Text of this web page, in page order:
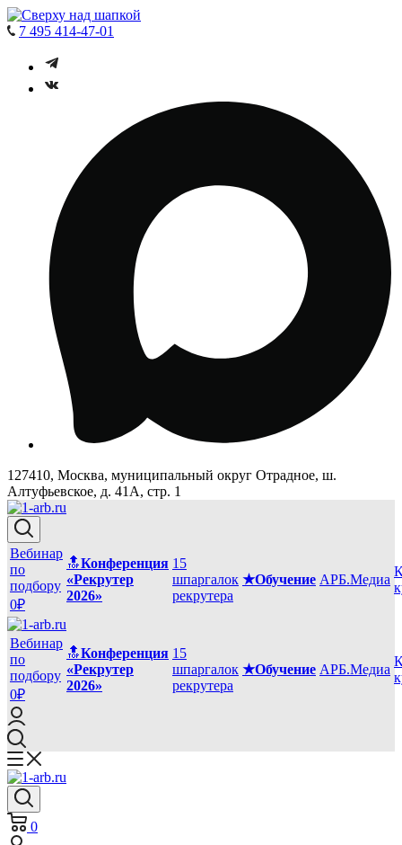
7 495 414-47-01
127410, Москва, муниципальный округ Отрадное, ш.
Алтуфьевское, д. 41А, стр. 1
Вебинар
по
подбору
0₽
🔝Конференция
«Рекрутер
2026»
15
шпаргалок
рекрутера
★Обучение АРБ.Медиа
Вебинар
по
подбору
0₽
🔝Конференция
«Рекрутер
2026»
15
шпаргалок
рекрутера
★Обучение АРБ.Медиа
0